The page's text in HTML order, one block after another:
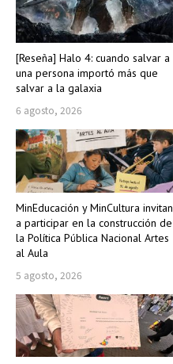
[Reseña] Halo 4: cuando salvar a
una persona importó más que
salvar a la galaxia
6 agosto, 2026
MinEducación y MinCultura invitan
a participar en la construcción de
la Política Pública Nacional Artes
al Aula
5 agosto, 2026